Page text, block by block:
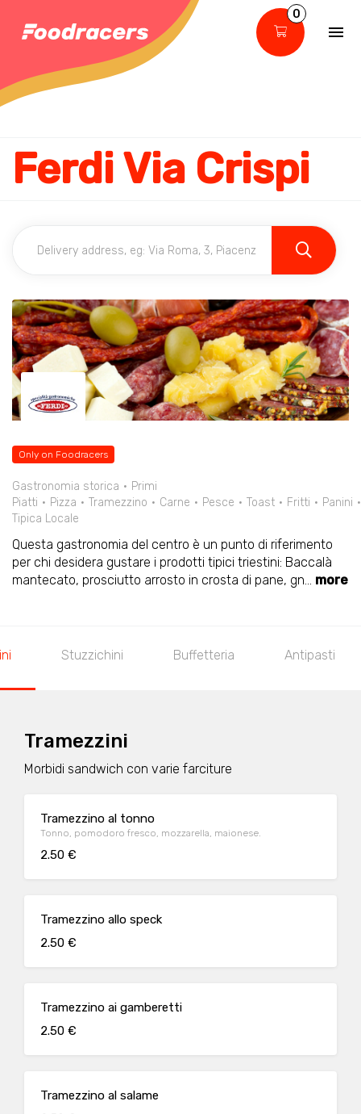
0
Ferdi Via Crispi
Only on Foodracers
Gastronomia storica
Primi
Piatti
Pizza Tramezzino Carne Pesce Toast Fritti
Panini
Tipica Locale
Questa gastronomia del centro è un punto di riferimento
per chi desidera gustare i prodotti tipici triestini: Baccalà
mantecato, prosciutto arrosto in crosta di pane, gn... more
Stuzzichini Buffetteria Antipasti
Tramezzini
Morbidi sandwich con varie farciture
Tramezzino al tonno
Tonno, pomodoro fresco, mozzarella, maionese.
2.50 €
Tramezzino allo speck
2.50 €
Tramezzino ai gamberetti
2.50 €
Tramezzino al salame